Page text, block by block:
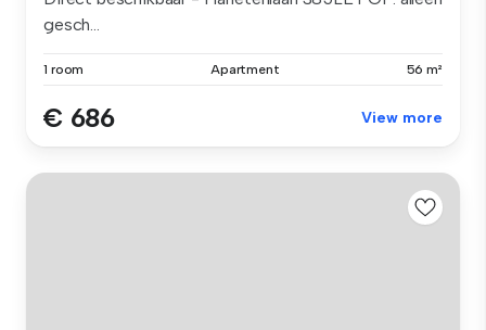
gesch...
1 room Apartment 56 m²
€ 686 View more